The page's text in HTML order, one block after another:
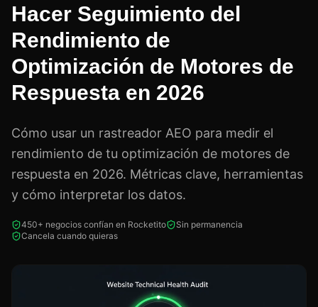
Hacer Seguimiento del
Rendimiento de
Optimización de Motores de
Respuesta en 2026
Cómo usar un rastreador AEO para medir el
rendimiento de tu optimización de motores de
respuesta en 2026. Métricas clave, herramientas
y cómo interpretar los datos.
450+ negocios confían en Rocketito
Sin permanencia
Cancela cuando quieras